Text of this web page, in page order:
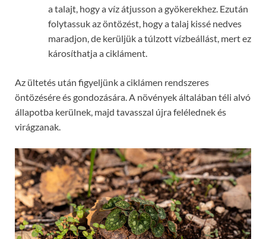
a talajt, hogy a víz átjusson a gyökerekhez. Ezután
folytassuk az öntözést, hogy a talaj kissé nedves
maradjon, de kerüljük a túlzott vízbeállást, mert ez
károsíthatja a cikláment.
Az ültetés után figyeljünk a ciklámen rendszeres
öntözésére és gondozására. A növények általában téli alvó
állapotba kerülnek, majd tavasszal újra felélednek és
virágzanak.